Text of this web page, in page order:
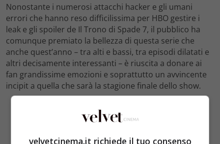
Nonostante i numerosi attacchi hacker e gli umani
errori che hanno reso difficilissima per HBO gestire i
leak e gli spoiler de Il Trono di Spade 7, il pubblico ha
comunque premiato la bellezza di questa serie che
anche quest’anno – tra alti e bassi, tra episodi dilatati e
altri decisamente interessanti – è riuscita a donare ai
fan grandissime emozioni e soprattutto un avvincente
incipit a quella che sarà la stagione finale dello show.
velvetcinema.it richiede il tuo consenso